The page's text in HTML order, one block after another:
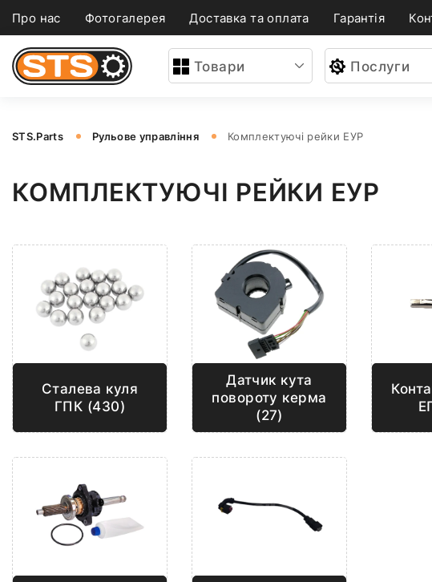
Про нас Фотогалерея Доставка та оплата Гарантія
Товари Послуги
STS.Parts Рульове управління Комплектуючі рейки ЕУР
КОМПЛЕКТУЮЧІ РЕЙКИ ЕУР
Сталева куля
ГПК (430)
Датчик кута
повороту керма
(27)